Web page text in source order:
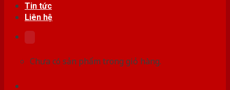
Tin tức
Liên hệ
Chưa có sản phẩm trong giỏ hàng.